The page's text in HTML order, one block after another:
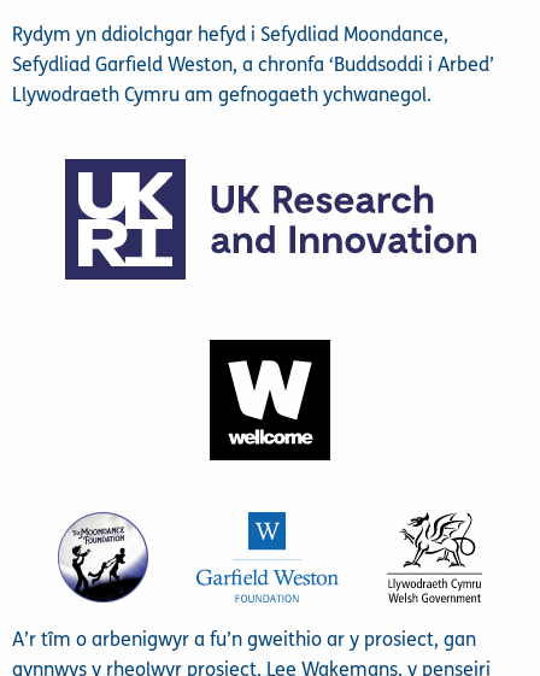
Rydym yn ddiolchgar hefyd i Sefydliad Moondance,
Sefydliad Garfield Weston, a chronfa ‘Buddsoddi i Arbed’
Llywodraeth Cymru am gefnogaeth ychwanegol.
A’r tîm o arbenigwyr a fu’n gweithio ar y prosiect, gan
gynnwys y rheolwyr prosiect, Lee Wakemans, y penseiri